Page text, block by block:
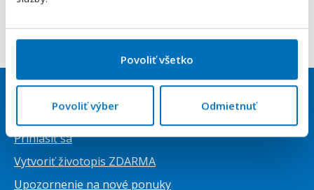
Povoliť všetko
Povoliť výber Odmietnuť
Uchádzači
Prihlásiť sa
Vytvoriť životopis ZDARMA
Upozornenie na nové ponuky